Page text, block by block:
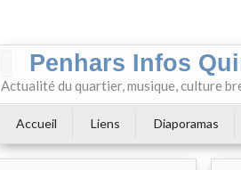
Penhars Infos
Actualité du quartier, musique, culture
Accueil Liens Diaporamas